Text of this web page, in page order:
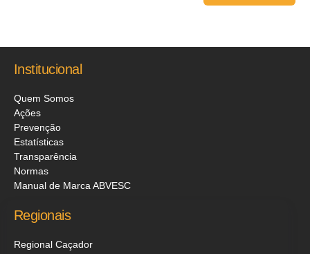
Institucional
Quem Somos
Ações
Prevenção
Estatísticas
Transparência
Normas
Manual de Marca ABVESC
Regionais
Regional Caçador